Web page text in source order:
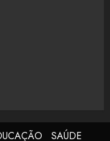
SAÚDE